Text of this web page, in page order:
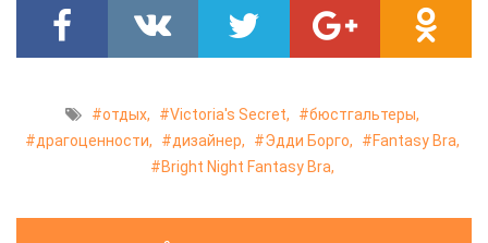
отдых, Victoria's Secret,
бюстгальтеры,
драгоценности,
дизайнер, Эдди Борго,
Fantasy Bra,
Bright Night Fantasy Bra,